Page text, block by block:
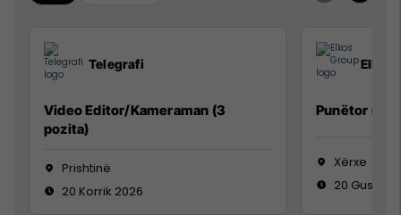
Telegrafi
Video Editor/Kameraman (3
pozita)
Prishtinë
20 Korrik 2026
Elkos
Punëtor në
Xërxe
20 Gusht